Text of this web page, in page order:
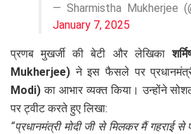
— Sharmistha Mukherjee
January 7, 2025
प्रणब मुखर्जी की बेटी और लेखिका
Mukherjee) ने इस फैसले पर
Modi) का आभार व्यक्त किया। उन्होंने
पर ट्वीट करते हुए लिखा:
“प्रधानमंत्री मोदी जी से मिलकर मैं गहराई